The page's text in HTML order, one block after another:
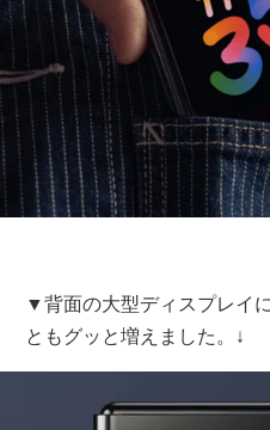
▼背面の大型ディスプレイ
ともグッと増えました。↓